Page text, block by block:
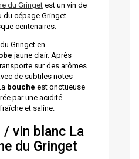
du Gringetest un vin de
du cépage Gringet
centenaires.
Gringet en
jaune clair. Après
sur des arômes
de subtiles notes
bouche est onctueuse
par une acidité
et saline.
vin blanc La
du Gringet